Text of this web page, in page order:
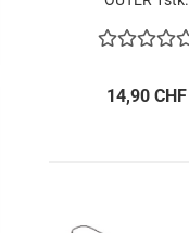
14,90 CHF